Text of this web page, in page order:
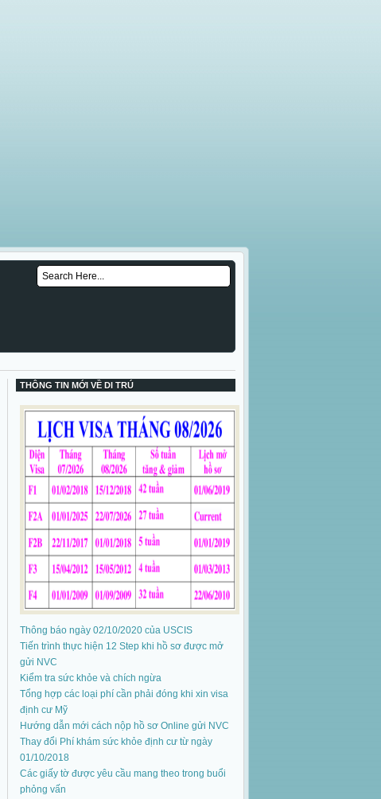
THÔNG TIN MỚI VỀ DI TRÚ
Thông báo ngày 02/10/2020 của USCIS
Tiến trình thực hiện 12 Step khi hồ sơ được mở
gửi NVC
Kiểm tra sức khỏe và chích ngừa
Tổng hợp các loại phí cần phải đóng khi xin visa
định cư Mỹ
Hướng dẫn mới cách nộp hồ sơ Online gửi NVC
Thay đổi Phí khám sức khỏe định cư từ ngày
01/10/2018
Các giấy tờ được yêu cầu mang theo trong buổi
phỏng vấn